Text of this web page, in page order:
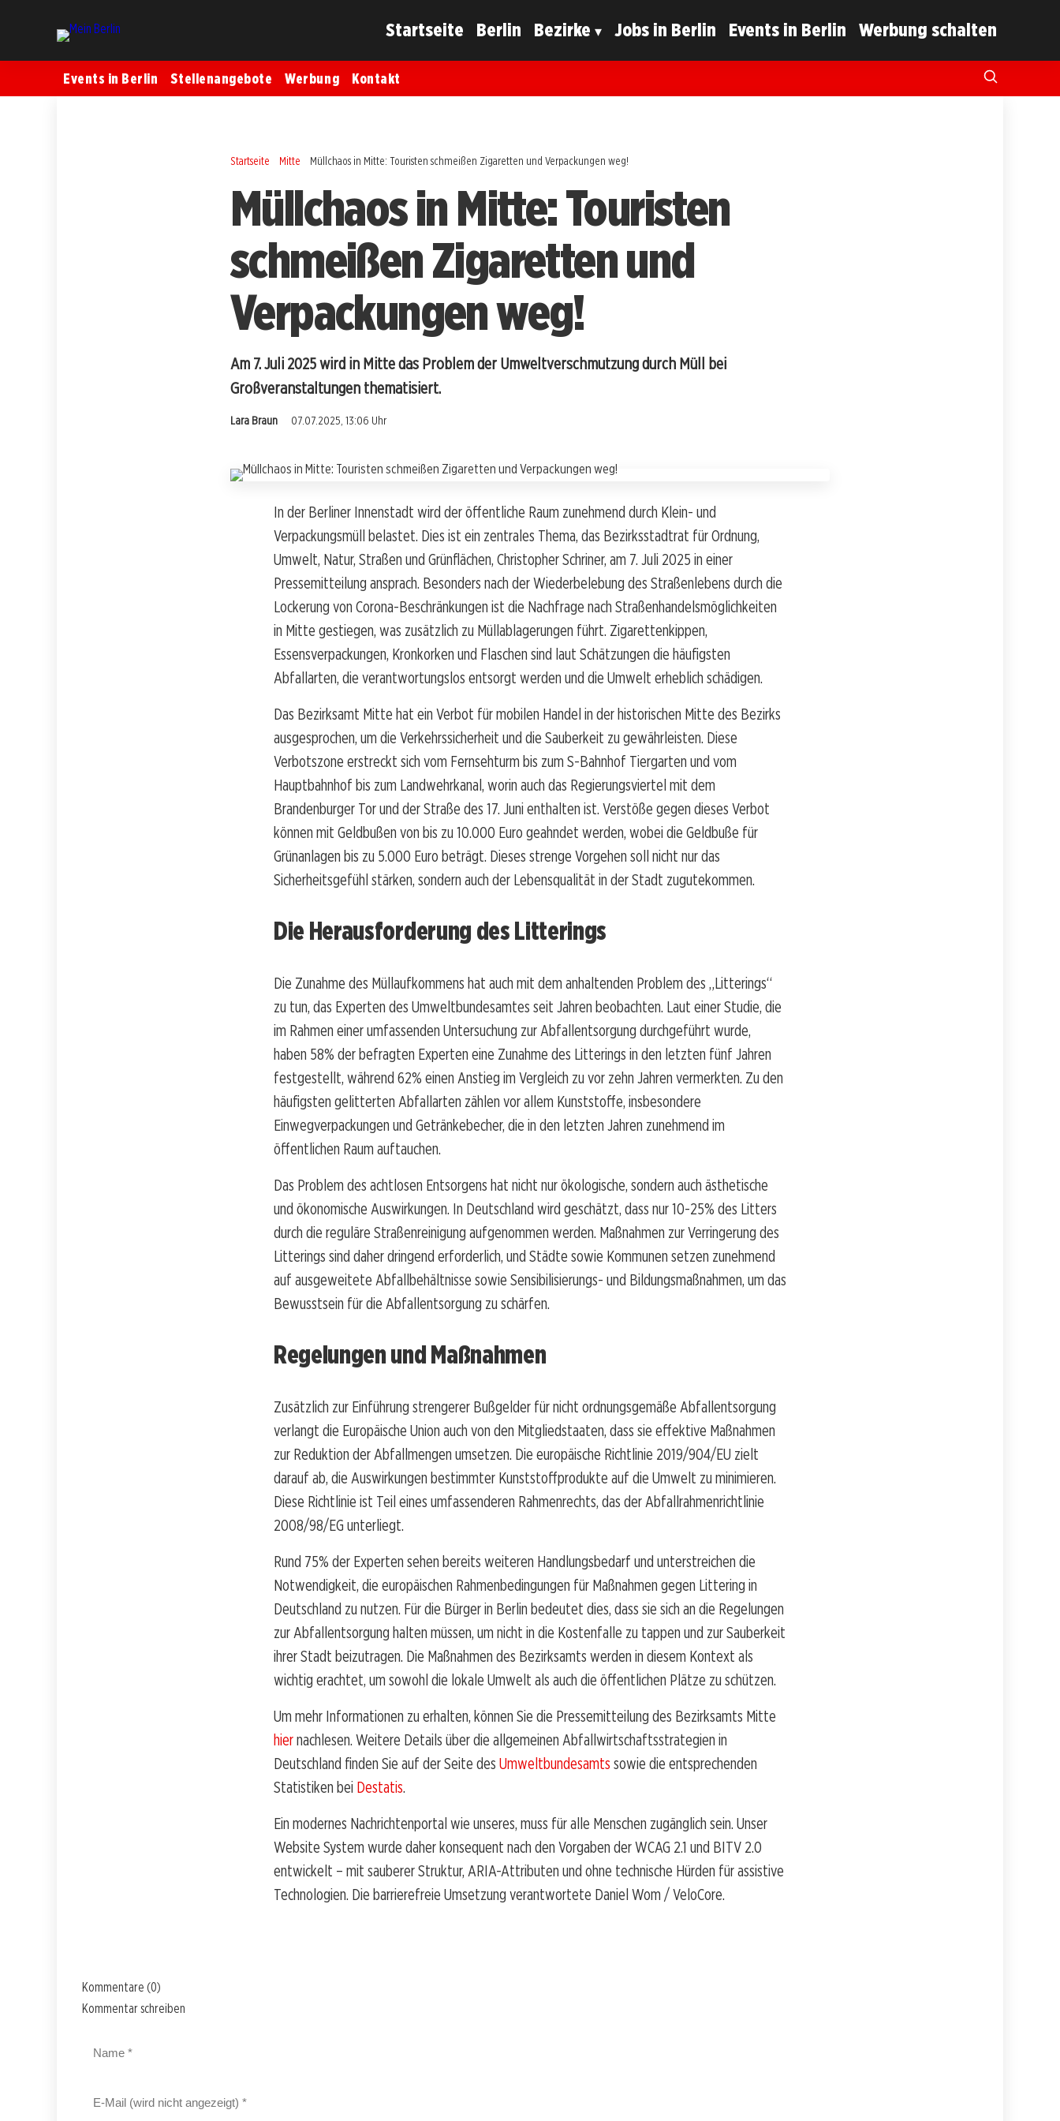
Startseite Berlin Bezirke Jobs in Berlin Events in Berlin Werbung schalten
Events in Berlin Stellenangebote Werbung Kontakt
Startseite Mitte Müllchaos in Mitte: Touristen schmeißen Zigaretten und Verpackungen weg!
Müllchaos in Mitte: Touristen
schmeißen Zigaretten und
Verpackungen weg!
Am 7. Juli 2025 wird in Mitte das Problem der Umweltverschmutzung durch Müll bei
Großveranstaltungen thematisiert.
Lara Braun 07.07.2025, 13:06 Uhr
In der Berliner Innenstadt wird der öffentliche Raum zunehmend durch Klein- und
Verpackungsmüll belastet. Dies ist ein zentrales Thema, das Bezirksstadtrat für Ordnung,
Umwelt, Natur, Straßen und Grünflächen, Christopher Schriner, am 7. Juli 2025 in einer
Pressemitteilung ansprach. Besonders nach der Wiederbelebung des Straßenlebens durch die
Lockerung von Corona-Beschränkungen ist die Nachfrage nach Straßenhandelsmöglichkeiten
in Mitte gestiegen, was zusätzlich zu Müllablagerungen führt. Zigarettenkippen,
Essensverpackungen, Kronkorken und Flaschen sind laut Schätzungen die häufigsten
Abfallarten, die verantwortungslos entsorgt werden und die Umwelt erheblich schädigen.
Das Bezirksamt Mitte hat ein Verbot für mobilen Handel in der historischen Mitte des Bezirks
ausgesprochen, um die Verkehrssicherheit und die Sauberkeit zu gewährleisten. Diese
Verbotszone erstreckt sich vom Fernsehturm bis zum S-Bahnhof Tiergarten und vom
Hauptbahnhof bis zum Landwehrkanal, worin auch das Regierungsviertel mit dem
Brandenburger Tor und der Straße des 17. Juni enthalten ist. Verstöße gegen dieses Verbot
können mit Geldbußen von bis zu 10.000 Euro geahndet werden, wobei die Geldbuße für
Grünanlagen bis zu 5.000 Euro beträgt. Dieses strenge Vorgehen soll nicht nur das
Sicherheitsgefühl stärken, sondern auch der Lebensqualität in der Stadt zugutekommen.
Die Herausforderung des Litterings
Die Zunahme des Müllaufkommens hat auch mit dem anhaltenden Problem des „Litterings“
zu tun, das Experten des Umweltbundesamtes seit Jahren beobachten. Laut einer Studie, die
im Rahmen einer umfassenden Untersuchung zur Abfallentsorgung durchgeführt wurde,
haben 58% der befragten Experten eine Zunahme des Litterings in den letzten fünf Jahren
festgestellt, während 62% einen Anstieg im Vergleich zu vor zehn Jahren vermerkten. Zu den
häufigsten gelitterten Abfallarten zählen vor allem Kunststoffe, insbesondere
Einwegverpackungen und Getränkebecher, die in den letzten Jahren zunehmend im
öffentlichen Raum auftauchen.
Das Problem des achtlosen Entsorgens hat nicht nur ökologische, sondern auch ästhetische
und ökonomische Auswirkungen. In Deutschland wird geschätzt, dass nur 10-25% des Litters
durch die reguläre Straßenreinigung aufgenommen werden. Maßnahmen zur Verringerung des
Litterings sind daher dringend erforderlich, und Städte sowie Kommunen setzen zunehmend
auf ausgeweitete Abfallbehältnisse sowie Sensibilisierungs- und Bildungsmaßnahmen, um das
Bewusstsein für die Abfallentsorgung zu schärfen.
Regelungen und Maßnahmen
Zusätzlich zur Einführung strengerer Bußgelder für nicht ordnungsgemäße Abfallentsorgung
verlangt die Europäische Union auch von den Mitgliedstaaten, dass sie effektive Maßnahmen
zur Reduktion der Abfallmengen umsetzen. Die europäische Richtlinie 2019/904/EU zielt
darauf ab, die Auswirkungen bestimmter Kunststoffprodukte auf die Umwelt zu minimieren.
Diese Richtlinie ist Teil eines umfassenderen Rahmenrechts, das der Abfallrahmenrichtlinie
2008/98/EG unterliegt.
Rund 75% der Experten sehen bereits weiteren Handlungsbedarf und unterstreichen die
Notwendigkeit, die europäischen Rahmenbedingungen für Maßnahmen gegen Littering in
Deutschland zu nutzen. Für die Bürger in Berlin bedeutet dies, dass sie sich an die Regelungen
zur Abfallentsorgung halten müssen, um nicht in die Kostenfalle zu tappen und zur Sauberkeit
ihrer Stadt beizutragen. Die Maßnahmen des Bezirksamts werden in diesem Kontext als
wichtig erachtet, um sowohl die lokale Umwelt als auch die öffentlichen Plätze zu schützen.
Um mehr Informationen zu erhalten, können Sie die Pressemitteilung des Bezirksamts Mitte
hiernachlesen. Weitere Details über die allgemeinen Abfallwirtschaftsstrategien in
Deutschland finden Sie auf der Seite des Umweltbundesamts sowie die entsprechenden
Statistiken bei Destatis.
Ein modernes Nachrichtenportal wie unseres, muss für alle Menschen zugänglich sein. Unser
Website System wurde daher konsequent nach den Vorgaben der WCAG 2.1 und BITV 2.0
entwickelt – mit sauberer Struktur, ARIA-Attributen und ohne technische Hürden für assistive
Technologien. Die barrierefreie Umsetzung verantwortete Daniel Wom / VeloCore.
Kommentare (0)
Kommentar schreiben